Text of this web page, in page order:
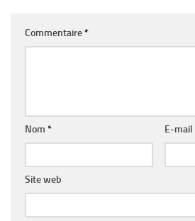
Commentaire*
Nom * E-mail
Site web